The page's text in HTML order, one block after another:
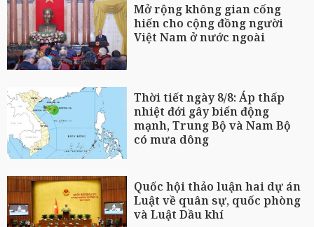
Mở rộng không gian cống
hiến cho cộng đồng người
Việt Nam ở nước ngoài
Thời tiết ngày 8/8: Áp thấp
nhiệt đới gây biển động
mạnh, Trung Bộ và Nam Bộ
có mưa dông
Quốc hội thảo luận hai dự án
Luật về quân sự, quốc phòng
và Luật Dầu khí